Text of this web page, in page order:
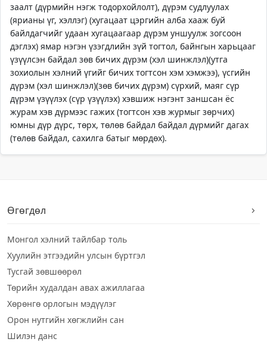
заалт (дүрмийн нэгж тодорхойлолт), дүрэм судлуулах
(ярианы үг, хэллэг) (хугацаат цэргийн алба хааж буй
байлдагчийг удаан хугацаагаар дүрэм уншуулж зогсоон
дэглэх) ямар нэгэн үзэгдлийн зүй тогтол, байнгын харьцааг
үзүүлсэн байдал зөв бичих дүрэм (хэл шинжлэл)(утга
зохиолын хэлний үгийг бичих тогтсон хэм хэмжээ), үсгийн
дүрэм (хэл шинжлэл)(зөв бичих дүрэм) сүрхий, маяг сүр
дүрэм үзүүлэх (сүр үзүүлэх) хэвшиж нэгэнт заншсан ёс
журам хэв дүрмээс гажих (тогтсон хэв журмыг зөрчих)
юмны дүр дүрс, төрх, төлөв байдал байдал дүрмийг дагах
(төлөв байдал, сахилга батыг мөрдөх).
Өгөгдөл
Монгол хэлний тайлбар толь
Хуулийн этгээдийн улсын бүртгэл
Тусгай зөвшөөрөл
Төрийн худалдан авах ажиллагаа
Хөрөнгө орлогын мэдүүлэг
Орон нутгийн хөгжлийн сан
Шилэн данс